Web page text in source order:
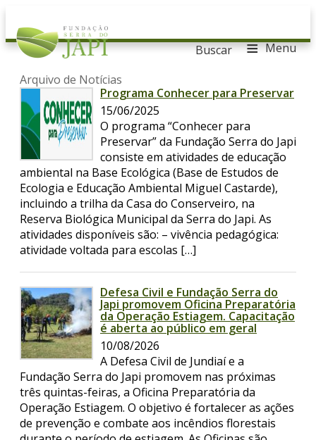
≡ Menu
Buscar
Arquivo de Notícias
Programa Conhecer para Preservar
15/06/2025
O programa “Conhecer para
Preservar” da Fundação Serra do Japi
consiste em atividades de educação
ambiental na Base Ecológica (Base de Estudos de
Ecologia e Educação Ambiental Miguel Castarde),
incluindo a trilha da Casa do Conserveiro, na
Reserva Biológica Municipal da Serra do Japi. As
atividades disponíveis são: – vivência pedagógica:
atividade voltada para escolas […]
Defesa Civil e Fundação Serra do
Japi promovem Oficina Preparatória
da Operação Estiagem. Capacitação
é aberta ao público em geral
10/08/2026
A Defesa Civil de Jundiaí e a
Fundação Serra do Japi promovem nas próximas
três quintas-feiras, a Oficina Preparatória da
Operação Estiagem. O objetivo é fortalecer as ações
de prevenção e combate aos incêndios florestais